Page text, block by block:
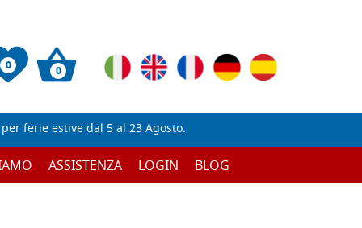
0 0
ferie estive dal 5 al 23 Agosto.
ASSISTENZA LOGIN BLOG